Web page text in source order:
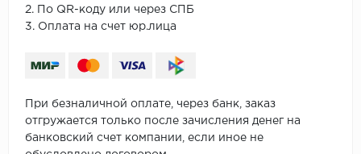
2. По QR-коду или через СПБ
3. Оплата на счет юр.лица
При безналичной оплате, через банк, заказ
отгружается только после зачисления денег на
банковский счет компании, если иное не